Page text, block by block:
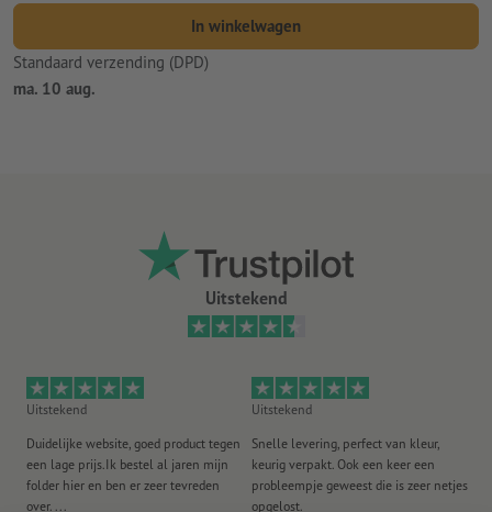
In winkelwagen
Standaard verzending (DPD)
ma. 10 aug.
Uitstekend
Uitstekend
Duidelijke website, goed product tegen
een lage prijs.Ik bestel al jaren mijn
folder hier en ben er zeer tevreden
over. ...
Uitstekend
Snelle levering, perfect van kleur,
keurig verpakt. Ook een keer een
probleempje geweest die is zeer netjes
opgelost.